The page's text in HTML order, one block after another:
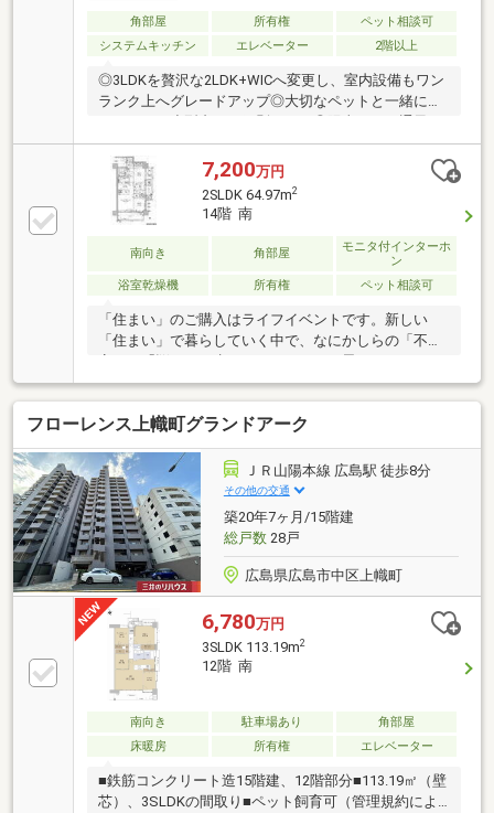
角部屋 所有権
ペット相談可
システムキッチン
エレベーター 2階以上
◎3LDKを贅沢な2LDK+WICへ変更し、室内設備もワン
ランク上へグレードアップ◎大切なペットと一緒に暮
もに良好◎水機能改善装置「新ん泉」を設置◎設計住
宅性能評価付・建設住宅性能評価を取得◆掲載物件の
ほかにも【未公開物件】や【価格改定予定】情報をご
案内いたします◆住宅ローンのご相談から資金計画ま
で、お客様に合わせてサポートいたします◆「まずは
見学だけ」「話だけ聞きたい」という方も大歓迎で
7,200万円
2SLDK 64.97m2
14階 南
南向き 角部屋
モニタ付インターホ
ン
浴室乾燥機
所有権 ペット相談可
「住まい」のご購入はライフイベントです。新しい
「住まい」で暮らしていく中で、なにかしらの「不
は1年後、3年後、いや、１０年後、２０年後かもしれ
ません。これから先々の暮らしに必要なお金を事前に
知ることにより、最適な準備や暮らしの改善プランを
ご提案いたします。フリートは、これからも、いつも
ずっとお客様の人生にそっと寄り添い、豊かで幸せな
「未来」をサポートし続けていきます。⇒詳しい資料
のご請求・物件見学のご依頼はページ内ボタンから♪
フローレンス上幟町グランドアーク
ＪＲ山陽本線 広島駅 徒歩8分
その他の交通
築20年7ヶ月/15階建
総戸数28戸
広島県広島市中区上幟町
6,780万円
3SLDK 113.19m2
12階 南
南向き 駐車場あり
角部屋
床暖房
所有権 エレベーター
■鉄筋コンクリート造15階建、12階部分■113.19㎡（壁
芯）、3SLDKの間取り■ペット飼育可（管理規約によ